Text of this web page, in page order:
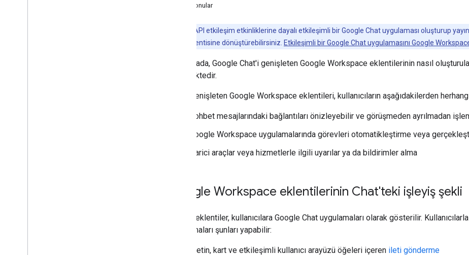
İlgili konular
Chat API etkileşim etkinliklerine dayalı etkileşimli bir Google Chat uygulaması oluşturup
Workspace eklentisine dönüştürebilirsiniz. Etkileşimli bir Google Chat uygulamasını Google
Bu sayfada, Google Chat'i genişleten Google Workspace eklentilerinin nasıl
verilmektedir.
Chat'i genişleten Google Workspace eklentileri, kullanıcıların aşağıdakilerden
Sohbet mesajlarındaki bağlantıları önizleyebilir ve görüşmeden ayrılmadan
Google Workspace uygulamalarında görevleri otomatikleştirme veya
Harici araçlar veya hizmetlerle ilgili uyarılar ya da bildirimler alma
Google Workspace eklentilerinin Chat'teki işleyiş şekli
Chat'te eklentiler, kullanıcılara Google Chat uygulamaları olarak gösterilir.
uygulamaları şunları yapabilir:
Metin, kart ve etkileşimli kullanıcı arayüzü öğeleri içeren ileti gönderme